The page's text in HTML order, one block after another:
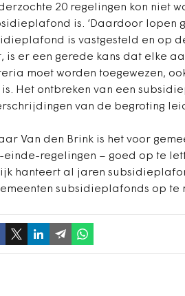
20 regelingen kon niet
is. ‘Daardoor lopen
is vastgesteld en op
is er een gerede kans dat elke
moet worden toegewezen,
Het ontbreken van een
van de begroting
Van den Brink is het voor
einde-regelingen – goed op te
hanteert al jaren
subsidieplafonds op te